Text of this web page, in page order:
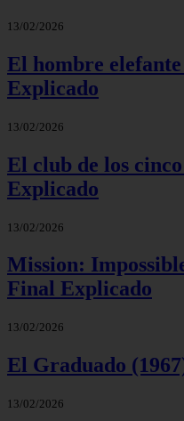
13/02/2026
El hombre
Explicado
13/02/2026
El club de los
Explicado
13/02/2026
Mission:
Final Explicado
13/02/2026
El Graduado
13/02/2026